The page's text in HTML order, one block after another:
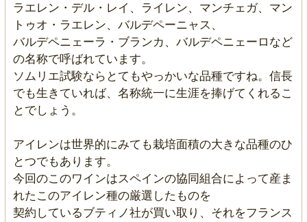
ラエレン・デル・レイ、ライレン、マンチェガ、マン
トゥオ・ラエレン、バルデペーニャス、
バルデペニェーラ・ブランカ、バルデペニェーロなど
の名称で呼ばれています。
ソムリエ試験ならとてもやっかいな品種ですね。信長
でも生きていれば、名称統一に生涯を捧げてくれるこ
とでしょう。
アイレンは世界的にみても栽培面積の大きな品種のひ
とつでもあります。
今回のこのワインはスペインの協同組合によって産ま
れたこのアイレン種の厳選したものを
契約しているブティノ社が買い取り、それをフランス